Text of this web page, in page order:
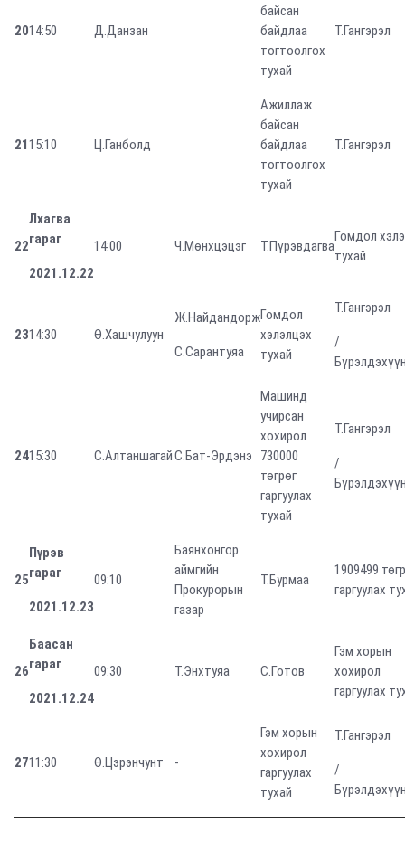
2014:50 Д.Данзан
байсан
байдлаа
тогтоолгох
тухай
Т.Гангэрэл
2115:10 Ц.Ганболд
Ажиллаж
байсан
байдлаа
тогтоолгох
тухай
Т.Гангэрэл
22
Лхагва
гараг
2021.12.22
14:00 Ч.Мөнхцэцэг Т.Пүрэвдагва
Гомдол
тухай
2314:30 Ө.Хашчулуун
Ж.Найдандорж
С.Сарантуяа
Гомдол
хэлэлцэх
тухай
Т.Гангэрэл
/
2415:30 С.АлтаншагайС.Бат-Эрдэнэ
Машинд
учирсан
хохирол
730000
төгрөг
гаргуулах
тухай
Т.Гангэрэл
/
25
Пүрэв
гараг
2021.12.23
09:10
Баянхонгор
аймгийн
Прокурорын
газар
Т.Бурмаа
1909499
гаргуулах
26
Баасан
гараг
2021.12.24
09:30 Т.Энхтуяа С.Готов
Гэм хорын
хохирол
гаргуулах
2711:30 Ө.Цэрэнчунт -
Гэм хорын
хохирол
гаргуулах
тухай
Т.Гангэрэл
/